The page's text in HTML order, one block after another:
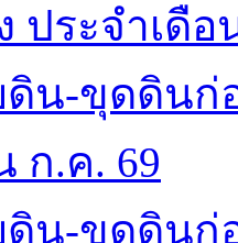
ประจำเดือ
น-ขุดดินก่
ก.ค. 69
น-ขุดดินก่